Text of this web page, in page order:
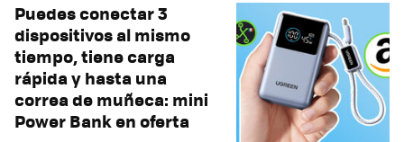
Puedes conectar 3
dispositivos al mismo
tiempo, tiene carga
rápida y hasta una
correa de muñeca: mini
Power Bank en oferta